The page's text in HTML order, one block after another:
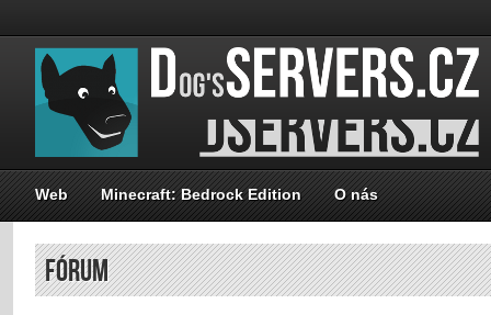
Web Minecraft: Bedrock Edition O nás
FÓRUM